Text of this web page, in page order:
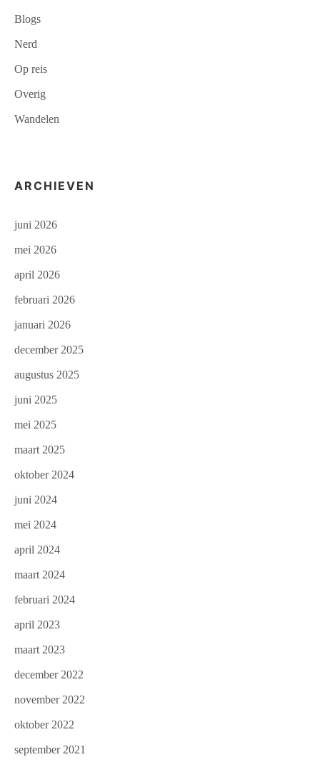
Blogs
Nerd
Op reis
Overig
Wandelen
ARCHIEVEN
juni 2026
mei 2026
april 2026
februari 2026
januari 2026
december 2025
augustus 2025
juni 2025
mei 2025
maart 2025
oktober 2024
juni 2024
mei 2024
april 2024
maart 2024
februari 2024
april 2023
maart 2023
december 2022
november 2022
oktober 2022
september 2021